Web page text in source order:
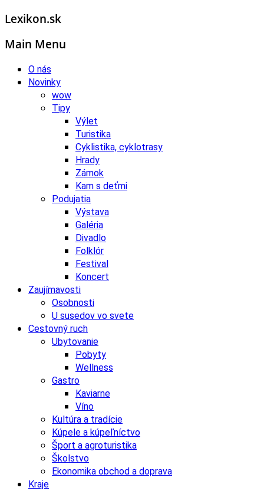
Lexikon.sk
Main Menu
O nás
Novinky
wow
Tipy
Výlet
Turistika
Cyklistika, cyklotrasy
Hrady
Zámok
Kam s deťmi
Podujatia
Výstava
Galéria
Divadlo
Folklór
Festival
Koncert
Zaujímavosti
Osobnosti
U susedov vo svete
Cestovný ruch
Ubytovanie
Pobyty
Wellness
Gastro
Kaviarne
Víno
Kultúra a tradície
Kúpele a kúpeľníctvo
Šport a agroturistika
Školstvo
Ekonomika obchod a doprava
Kraje